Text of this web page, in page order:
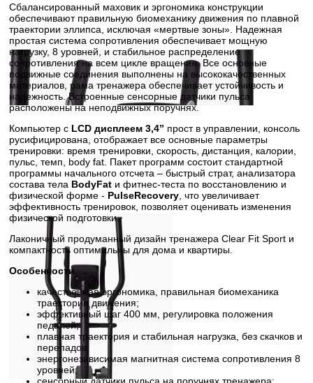
Сбалансированный маховик и эргономика конструкции
обеспечивают правильную биомеханику движения по плавной
траектории эллипса, исключая «мертвые зоны». Надежная
простая система сопротивления обеспечивает мощную
нагрузку, 8 уровней, и стабильное распределение
сопротивления на всем цикле вращения. Все основные
подвижные соединения выполнены на высококачественных
материалов, рама тренажера обеспечивает устойчивость и
надежность. Встроенные сенсорные датчики пульса
расположены на неподвижных поручнях.
Компьютер с LCD дисплеем 3,4” прост в управлении, консоль
русифицирована, отображает все основные параметры
тренировки: время тренировки, скорость, дистанция, калории,
пульс, темп, body fat. Пакет программ состоит стандартной
программы начального отсчета – быстрый страт, анализатора
состава тела BodyFat и фитнес-теста по восстановлению и
физической форме - PulseRecovery , что увеличивает
эффективность тренировок, позволяет оценивать изменения
физической подготовки..
Лаконичный продуманный дизайн тренажера Clear Fit Sport и
компактность оптимальны для дома и квартиры.
Особенности
качественная эргономика, правильная биомеханика
траектории движения;
эффективный шаг 400 мм, регулировка положения
педалей;
плавная траектория и стабильная нагрузка, без скачков и
перепадов;
энергонезависимая магнитная система сопротивления 8
уровней;
сенсорный датчики пульса на поручнях тренажера;